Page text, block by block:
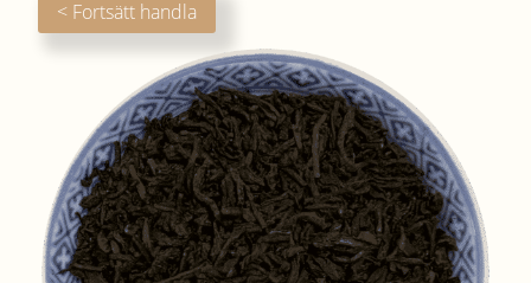
< Fortsätt handla